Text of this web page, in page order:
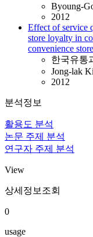
Byoung-
2012
Effect of service
store loyalty in
convenience
한국유통
Jong-lak
2012
분석정보
활용도 분석
논문 주제 분석
연구자 주제 분석
View
상세정보조회
0
usage